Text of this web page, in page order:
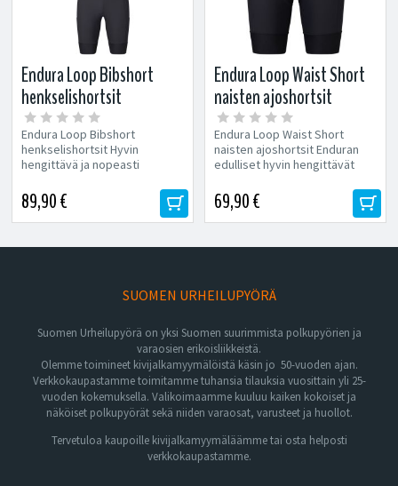
Endura Loop Bibshort
henkselishortsit
Endura Loop Bibshort
henkselishortsit Hyvin
hengittävä ja nopeasti
hyvin istuva materiaali
Endura...
89,90 €
Endura Loop Waist Short
naisten ajoshortsit
Endura Loop Waist Short
naisten ajoshortsit Enduran
edulliset hyvin hengittävät
69,90 €
SUOMEN URHEILUPYÖRÄ
Suomen Urheilupyörä on yksi Suomen suurimmista polkupyörien ja
varaosien erikoisliikkeistä.
Olemme toimineet kivijalkamyymälöistä käsin jo 50-vuoden ajan.
Verkkokaupastamme toimitamme tuhansia tilauksia vuosittain yli 25-
vuoden kokemuksella. Valikoimaamme kuuluu kaiken kokoiset ja
näköiset polkupyörät sekä niiden varaosat, varusteet ja huollot.
Tervetuloa kaupoille kivijalkamyymäläämme tai osta helposti
verkkokaupastamme.